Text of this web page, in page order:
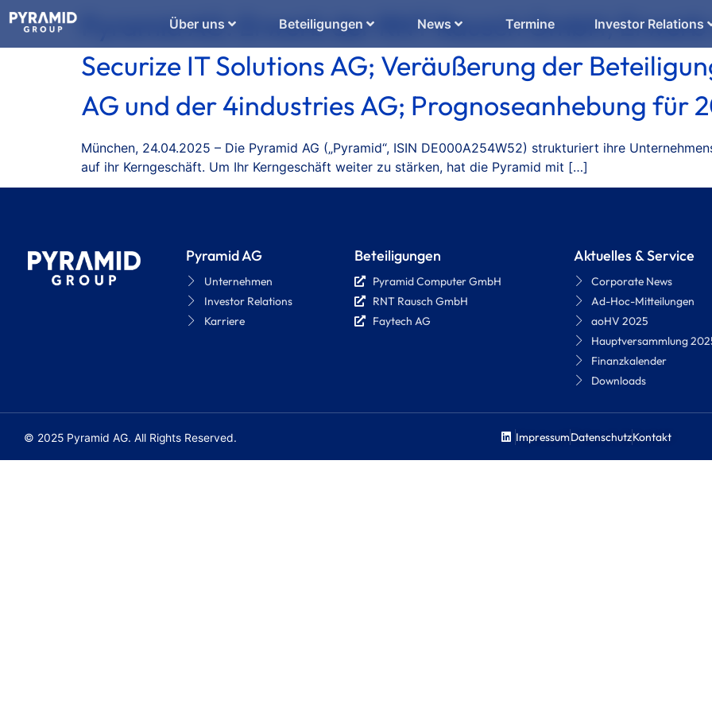
Über uns Beteiligungen News Termine Investor Relations
Pyramid AG: Erwerb der RNT Rausch GmbH;
Securize IT Solutions AG; Veräußerung der
AG und der 4industries AG; Prognoseanhebung für
München, 24.04.2025 – Die Pyramid AG („Pyramid“, ISIN DE000A254W52) strukturiert ihre
auf ihr Kerngeschäft. Um Ihr Kerngeschäft weiter zu stärken, hat die Pyramid mit […]
Pyramid AG
Unternehmen
Investor Relations
Karriere
Beteiligungen
Pyramid Computer GmbH
RNT Rausch GmbH
Faytech AG
Aktuelles & Service
Corporate News
Ad-Hoc-Mitteilungen
aoHV 2025
Hauptversammlung
Finanzkalender
Downloads
© 2025 Pyramid AG. All Rights Reserved. ImpressumDatenschutzKontakt